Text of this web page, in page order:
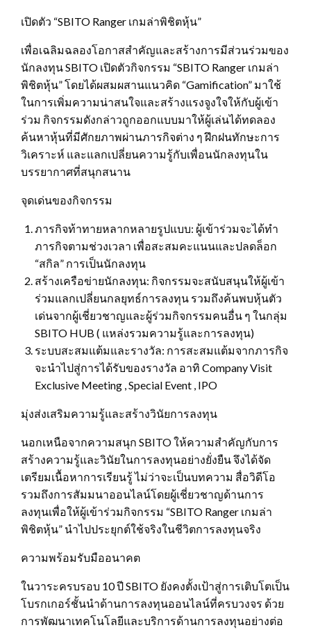
เปิดตัว “SBITO Ranger เกมล่าพิชิตหุ้น”
เพื่อเฉลิมฉลองโอกาสสำคัญและสร้างการมีส่วนร่วมของ
นักลงทุน SBITO เปิดตัวกิจกรรม “SBITO Ranger เกมล่า
พิชิตหุ้น” โดยได้ผสมผสานแนวคิด “Gamification” มาใช้
ในการเพิ่มความน่าสนใจและสร้างแรงจูงใจให้กับผู้เข้า
ร่วม กิจกรรมดังกล่าวถูกออกแบบมาให้ผู้เล่นได้ทดลอง
ค้นหาหุ้นที่มีศักยภาพผ่านภารกิจต่าง ๆ ฝึกฝนทักษะการ
วิเคราะห์ และแลกเปลี่ยนความรู้กับเพื่อนนักลงทุนใน
บรรยากาศที่สนุกสนาน
จุดเด่นของกิจกรรม
ภารกิจท้าทายหลากหลายรูปแบบ: ผู้เข้าร่วมจะได้ทำ
ภารกิจตามช่วงเวลา เพื่อสะสมคะแนนและปลดล็อก
“สกิล” การเป็นนักลงทุน
สร้างเครือข่ายนักลงทุน: กิจกรรมจะสนับสนุนให้ผู้เข้า
ร่วมแลกเปลี่ยนกลยุทธ์การลงทุน รวมถึงค้นพบหุ้นตัว
เด่นจากผู้เชี่ยวชาญและผู้ร่วมกิจกรรมคนอื่น ๆ ในกลุ่ม
SBITO HUB ( แหล่งรวมความรู้และการลงทุน)
ระบบสะสมแต้มและรางวัล: การสะสมแต้มจากภารกิจ
จะนำไปสู่การได้รับของรางวัล อาทิ Company Visit
Exclusive Meeting , Special Event , IPO
มุ่งส่งเสริมความรู้และสร้างวินัยการลงทุน
นอกเหนือจากความสนุก SBITO ให้ความสำคัญกับการ
สร้างความรู้และวินัยในการลงทุนอย่างยั่งยืน จึงได้จัด
เตรียมเนื้อหาการเรียนรู้ ไม่ว่าจะเป็นบทความ สื่อวิดีโอ
รวมถึงการสัมมนาออนไลน์โดยผู้เชี่ยวชาญด้านการ
ลงทุนเพื่อให้ผู้เข้าร่วมกิจกรรม “SBITO Ranger เกมล่า
พิชิตหุ้น” นำไปประยุกต์ใช้จริงในชีวิตการลงทุนจริง
ความพร้อมรับมืออนาคต
ในวาระครบรอบ 10 ปี SBITO ยังคงตั้งเป้าสู่การเติบโตเป็น
โบรกเกอร์ชั้นนำด้านการลงทุนออนไลน์ที่ครบวงจร ด้วย
การพัฒนาเทคโนโลยีและบริการด้านการลงทุนอย่างต่อ